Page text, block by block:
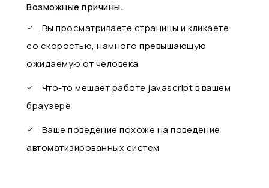
Возможные причины:
Вы просматриваете страницы и кликаете
со скоростью, намного превышающую
ожидаемую от человека
Что-то мешает работе javascript в вашем
браузере
Ваше поведение похоже на поведение
автоматизированных систем